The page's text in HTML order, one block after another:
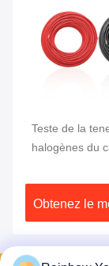
Teste de la
halogènes du
photovoltaïque
tension
V EN60754 1
transmission
Obtenez le